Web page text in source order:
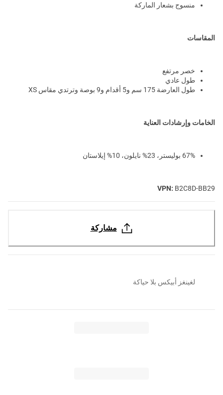
منسوج بشعار الماركة
المقاسات
خصر مرتفع
طول عادي
طول العارضة 175 سم و5 أقدام و9 بوصة وترتدي مقاس XS
الخامات وإرشادات العناية
67% بوليستر، 23% نايلون، 10% إيلاستان
VPN: B2C8D-BB29
مشاركة
لغينغز أبيكس بلا حياكة